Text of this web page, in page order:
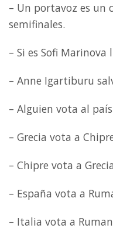
– Un portavoz es un
semifinales.
– Si es Sofi
– Anne Igartiburu
– Alguien vota al
– Grecia vota a
– Chipre vota a
– España vota a
– Italia vota a